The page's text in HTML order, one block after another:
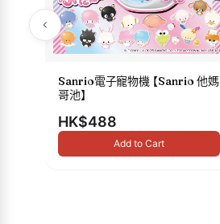
Sanrio電子寵物機 【Sanrio 他媽
哥池】
HK$488
Add to Cart